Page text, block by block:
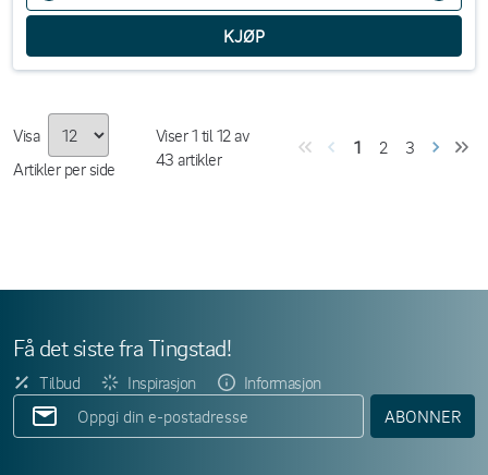
Visa
Artikler per side
Viser1 til 12av
43 artikler
1 2 3
Få det siste fra Tingstad!
Tilbud Inspirasjon
Informasjon
ABONNER